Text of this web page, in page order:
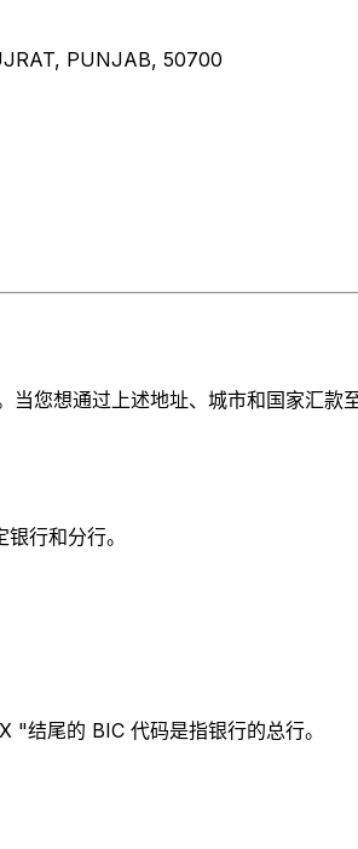
PUNJAB, 50700
当您想通过上述地址、城市和国家汇
行和分行。
结尾的 BIC 代码是指银行的总行。